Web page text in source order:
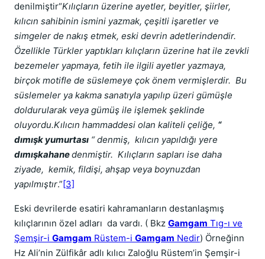
denilmiştir“Kılıçların üzerine ayetler, beyitler, şiirler,
kılıcın sahibinin ismini yazmak, çeşitli işaretler ve
simgeler de nakış etmek, eski devrin adetlerindendir.
Özellikle Türkler yaptıkları kılıçların üzerine hat ile zevkli
bezemeler yapmaya, fetih ile ilgili ayetler yazmaya,
birçok motifle de süslemeye çok önem vermişlerdir. Bu
süslemeler ya kakma sanatıyla yapılıp üzeri gümüşle
doldurularak veya gümüş ile işlemek şeklinde
oluyordu.Kılıcın hammaddesi olan kaliteli çeliğe, “
dımışk yumurtası “ denmiş, kılıcın yapıldığı yere
dımışkahanedenmiştir. Kılıçların sapları ise daha
ziyade, kemik, fildişi, ahşap veya boynuzdan
yapılmıştır.”[3]
Eski devrilerde esatiri kahramanların destanlaşmış
kılıçlarının özel adları da vardı. ( Bkz Gamgam Tıg-ı ve
Şemşir-i Gamgam Rüstem-i Gamgam Nedir) Örneğinn
Hz Ali’nin Zülfikâr adlı kılıcı Zaloğlu Rüstem’in Şemşir-i